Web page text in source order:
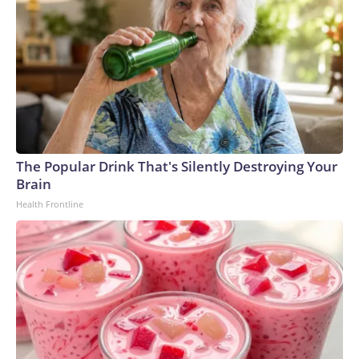
enormemente cualquier Mundial, ya que seis de los 10
mejores equipos actuales, tanto del fútbol masculino como
femenino, no competirían en el torneo.FIFPRO, el sindicato
de jugadores, también ha declarado que la confianza en la
cúpula directiva de la FIFA “se rompió definitivamente”.No
obstante, la Conmebol —organismo rector del fútbol
sudamericano que se opuso a los planes— ha manifestado
que no apoyará la convocatoria de un congreso
extraordinario para votar sobre el futuro de Infantino y que
año.La Confederación Africana de Fútbol, que depende más
del dinero que distribuye la FIFA que otras confederaciones
continentales, ha respaldado a Infantino.The-CNN-Wire™ &
© 2026 Cable News Network, Inc., a Warner Bros.
Discovery Company. All rights reserved.
The Popular Drink That's Silently Destroying Your
Brain
Health Frontline